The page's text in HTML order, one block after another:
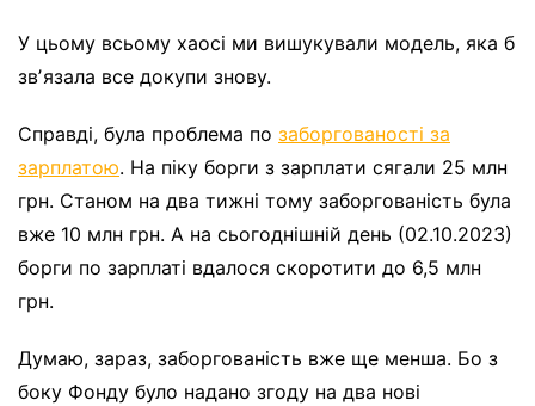
У цьому всьому хаосі ми вишукували модель, яка б
звʼязала все докупи знову.
Справді, була проблема по заборгованості за
зарплатою. На піку борги з зарплати сягали 25 млн
грн. Станом на два тижні тому заборгованість була
вже 10 млн грн. А на сьогоднішній день (02.10.2023)
борги по зарплаті вдалося скоротити до 6,5 млн
грн.
Думаю, зараз, заборгованість вже ще менша. Бо з
боку Фонду було надано згоду на два нові